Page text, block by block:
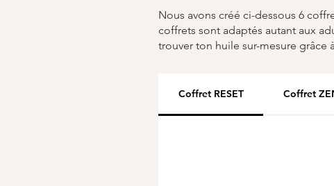
Nous avons créé ci-dessous 6
coffrets sont adaptés autant aux
trouver ton huile sur-mesure grâce
Coffret RESET Coffret